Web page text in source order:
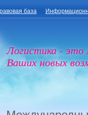
база
Логистика - это
Ваших новых